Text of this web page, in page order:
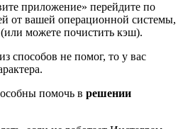
приложение» перейдите по
от вашей операционной системы,
можете почистить кэш).
способов не помог, то у вас
помочь в решении